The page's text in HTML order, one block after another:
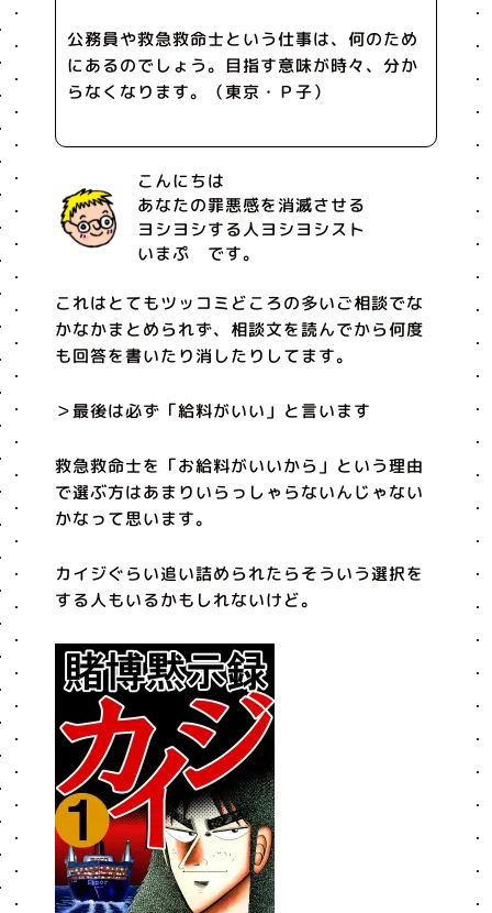
公務員や救急救命士という仕事は、何のため
にあるのでしょう。目指す意味が時々、分か
らなくなります。（東京・Ｐ子）
こんにちは
あなたの罪悪感を消滅させる
ヨシヨシする人ヨシヨシスト
いまぷ です。
これはとてもツッコミどころの多いご相談でな
かなかまとめられず、相談文を読んでから何度
も回答を書いたり消したりしてます。
＞最後は必ず「給料がいい」と言います
救急救命士を「お給料がいいから」という理由
で選ぶ方はあまりいらっしゃらないんじゃない
かなって思います。
カイジぐらい追い詰められたらそういう選択を
する人もいるかもしれないけど。